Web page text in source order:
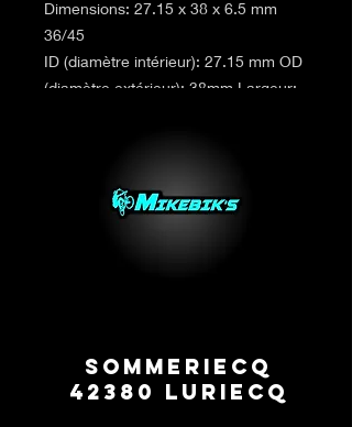
Dimensions: 27.15 x 38 x 6.5 mm
36/45
ID (diamètre intérieur): 27.15 mm OD
(diamètre extérieur): 38mm Largeur:
Sommeriecq
42380 Luriecq